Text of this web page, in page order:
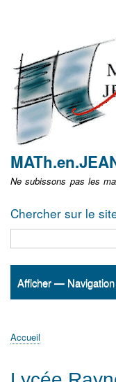
non
identifié
Ne subissons pas les
Chercher sur le
Navigation
Afficher —
Accueil
ActualitésMATh.en.JEANS
Régions et Ateliers
Créer, gérer un
Sujets/Publications
Congrès
d'Ariane
Accueil